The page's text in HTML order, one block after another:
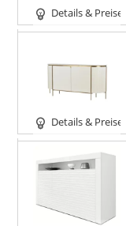
Details & Preise
Details & Preise